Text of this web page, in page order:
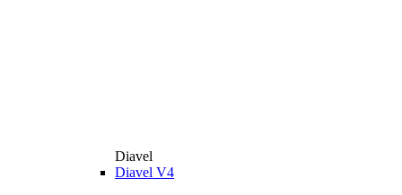
Diavel
Diavel V4